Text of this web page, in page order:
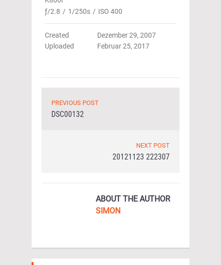
ƒ/2.8 / 1/250s / ISO 400
Created
Dezember 29, 2007
Uploaded
Februar 25, 2017
PREVIOUS POST
DSC00132
NEXT POST
20121123 222307
ABOUT THE AUTHOR
SIMON